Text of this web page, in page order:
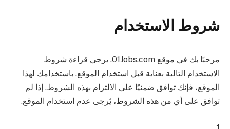
شروط الاستخدام
مرحبًا بك في موقع 01Jobs.com. يرجى قراءة شروط
الاستخدام التالية بعناية قبل استخدام الموقع. باستخدامك لهذا
الموقع، فإنك توافق ضمنيًا على الالتزام بهذه الشروط. إذا لم
توافق على أي من هذه الشروط، يُرجى عدم استخدام الموقع.